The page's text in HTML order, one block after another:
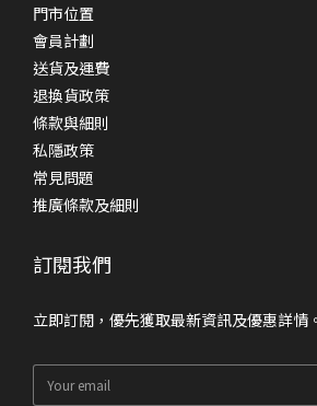
門市位置
會員計劃
送貨及運費
退換貨政策
條款與細則
私隱政策
常見問題
推廣條款及細則
訂閱我們
立即訂閱，優先獲取最新資訊及優惠詳情。